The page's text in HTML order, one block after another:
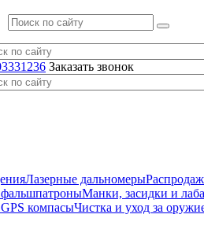
Заказать звонок
Лазерные дальномеры
фальшпатроныМанки, засидки и
компасыЧистка и уход за